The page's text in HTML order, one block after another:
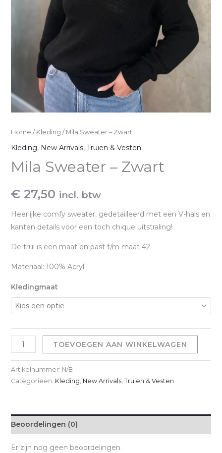
Home / Kleding / Mila Sweater – Zwart
Kleding, New Arrivals, Truien & Vesten
Mila Sweater – Zwart
€27,50 incl. btw
Heerlijke comfy sweater, gedetailleerd met een V-hals en
kanten details voor een toch chique uitstraling!
De trui is een maat en past t/m maat 42.
Materiaal: 100% Acryl
Kledingmaat
Mila
Sweater
-
Zwart
TOEVOEGEN AAN WINKELWAGEN
Artikelnummer: N/B
Categorieën: Kleding, New Arrivals, Truien & Vesten
Beoordelingen (0)
Er zijn nog geen beoordelingen.